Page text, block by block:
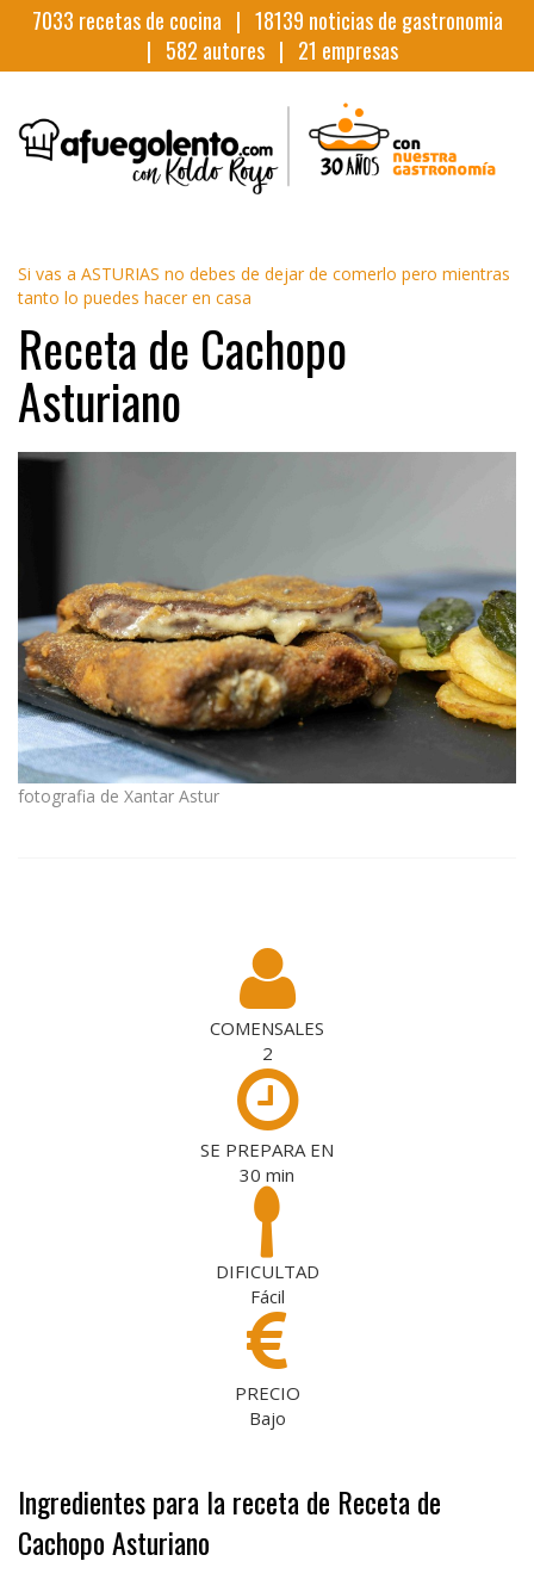
7033 recetas de cocina | 18139 noticias de gastronomia
| 582 autores | 21 empresas
Si vas a ASTURIAS no debes de dejar de comerlo pero mientras
tanto lo puedes hacer en casa
Receta de Cachopo
Asturiano
fotografia de Xantar Astur
COMENSALES
2
SE PREPARA EN
30 min
DIFICULTAD
Fácil
PRECIO
Bajo
Ingredientes para la receta de Receta de
Cachopo Asturiano